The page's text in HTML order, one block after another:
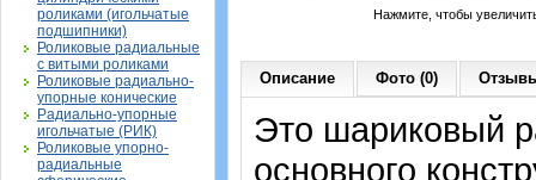
роликами (игольчатые
подшипники)
Роликовые радиальные
с витыми роликами
Роликовые радиально-
упорные конические
Радиально-упорные
игольчатые (РИК)
Роликовые упорно-
радиальные
Нажмите, чтобы
Описание Фото (0)
Это шариковый
основного